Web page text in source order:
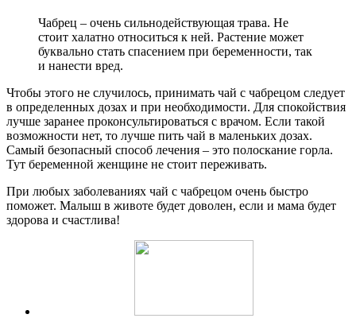
Чабрец – очень сильнодействующая трава. Не
стоит халатно относиться к ней. Растение может
буквально стать спасением при беременности, так
и нанести вред.
Чтобы этого не случилось, принимать чай с чабрецом следует
в определенных дозах и при необходимости. Для спокойствия
лучше заранее проконсультироваться с врачом. Если такой
возможности нет, то лучше пить чай в маленьких дозах.
Самый безопасный способ лечения – это полоскание горла.
Тут беременной женщине не стоит переживать.
При любых заболеваниях чай с чабрецом очень быстро
поможет. Малыш в животе будет доволен, если и мама будет
здорова и счастлива!